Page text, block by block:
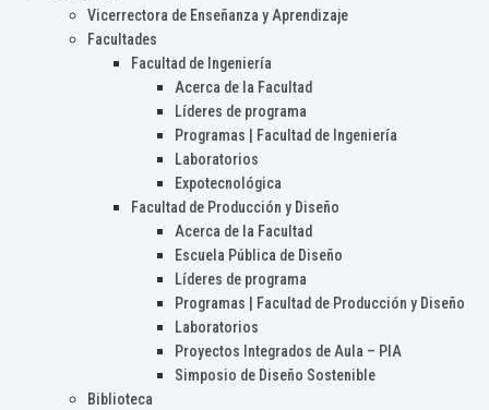
Vicerrectora de Enseñanza y Aprendizaje
Facultades
Facultad de Ingeniería
Acerca de la Facultad
Líderes de programa
Programas | Facultad de Ingeniería
Laboratorios
Expotecnológica
Facultad de Producción y Diseño
Acerca de la Facultad
Escuela Pública de Diseño
Líderes de programa
Programas | Facultad de Producción y Diseño
Laboratorios
Proyectos Integrados de Aula – PIA
Simposio de Diseño Sostenible
Biblioteca